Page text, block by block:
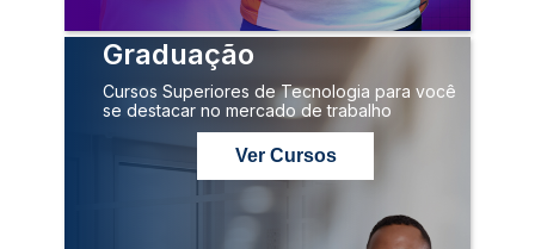
Graduação
Cursos Superiores de Tecnologia para você
se destacar no mercado de trabalho
Ver Cursos